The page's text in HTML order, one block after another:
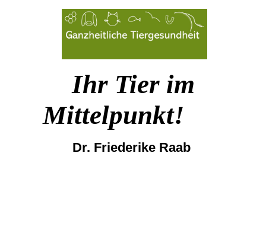
Ihr Tier im
Mittelpunkt!
Dr. Friederike Raab